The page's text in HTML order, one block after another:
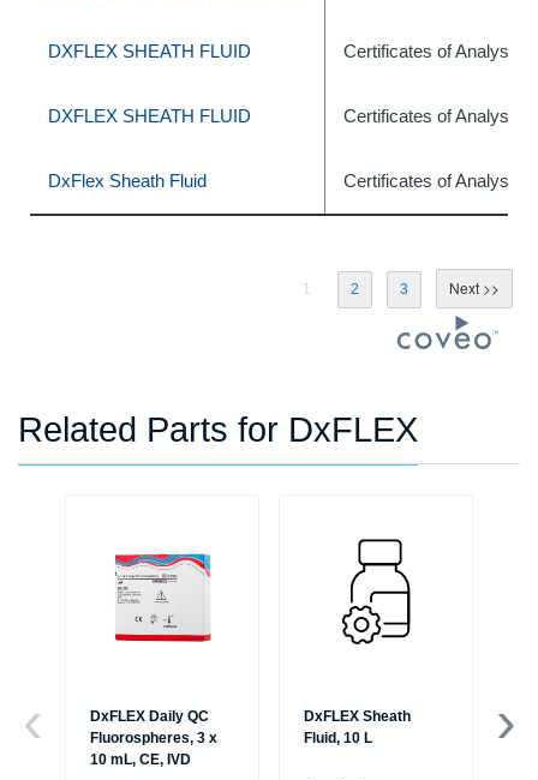
DXFLEX SHEATH FLUID Certificates of Analysis
DXFLEX SHEATH FLUID Certificates of Analysis
DxFlex Sheath Fluid Certificates of Analysis
1 2 3
Related Parts for DxFLEX
DxFLEX Daily QC
Fluorospheres, 3 x
10 mL, CE, IVD
DxFLEX Sheath
Fluid, 10 L